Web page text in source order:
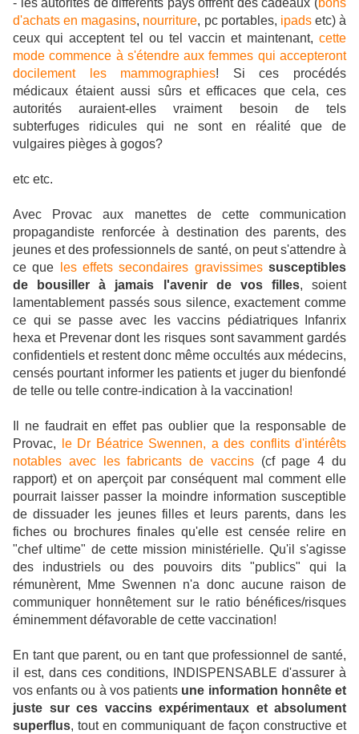
- les autorités de différents pays offrent des cadeaux (bons
d'achats en magasins, nourriture, pc portables, ipadsetc) à
ceux qui acceptent tel ou tel vaccin et maintenant, cette
mode commence à s'étendre aux femmes qui accepteront
docilement les mammographies!
Si ces procédés
médicaux étaient aussi sûrs et efficaces que cela, ces
autorités auraient-elles vraiment besoin de tels
subterfuges ridicules qui ne sont en réalité que de
vulgaires pièges à gogos?
etc etc.
Avec Provac aux manettes de cette communication
propagandiste renforcée à destination des parents, des
jeunes et des professionnels de santé, on peut s'attendre à
ce que
les effets secondaires gravissimes susceptibles
de bousiller à jamais l'avenir de vos filles, soient
lamentablement passés sous silence, exactement comme
ce qui se passe avec les vaccins pédiatriques Infanrix
hexa et Prevenar dont les risques sont savamment gardés
confidentiels et restent donc même occultés aux médecins,
censés pourtant informer les patients et juger du bienfondé
de telle ou telle contre-indication à la vaccination!
Il ne faudrait en effet pas oublier que la responsable de
Provac,
le Dr Béatrice Swennen, a des conflits d'intérêts
notables avec les fabricants de vaccins(cf page 4 du
rapport) et on aperçoit par conséquent mal comment elle
pourrait laisser passer la moindre information susceptible
de dissuader les jeunes filles et leurs parents, dans les
fiches ou brochures finales qu'elle est censée relire en
"chef ultime" de cette mission ministérielle. Qu'il s'agisse
des industriels ou des pouvoirs dits "publics" qui la
rémunèrent, Mme Swennen n'a donc aucune raison de
communiquer honnêtement sur le ratio bénéfices/risques
éminemment défavorable de cette vaccination!
En tant que parent, ou en tant que professionnel de santé,
il est, dans ces conditions, INDISPENSABLE d'assurer à
vos enfants ou à vos patients une information honnête et
juste sur ces vaccins expérimentaux et absolument
superflus, tout en communiquant de façon constructive et